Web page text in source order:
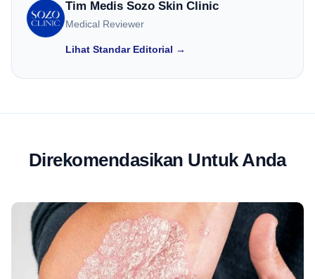
Tim Medis Sozo Skin Clinic
Medical Reviewer
Lihat Standar Editorial →
Direkomendasikan Untuk Anda